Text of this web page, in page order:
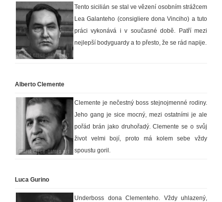
Tento sicilián se stal ve vězení osobním strážcem
Lea Galanteho (consigliere dona Vinciho) a tuto
práci vykonává i v současné době. Patří mezi
nejlepší bodyguardy a to přesto, že se rád napije.
Alberto Clemente
Clemente je nečestný boss stejnojmenné rodiny.
Jeho gang je sice mocný, mezi ostatními je ale
pořád brán jako druhořadý. Clemente se o svůj
život velmi bojí, proto má kolem sebe vždy
spoustu goril.
Luca Gurino
Underboss dona Clementeho. Vždy uhlazený,